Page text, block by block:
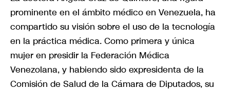
prominente en el ámbito médico en Venezuela, ha
compartido su visión sobre el uso de la tecnología
en la práctica médica. Como primera y única
mujer en presidir la Federación Médica
Venezolana, y habiendo sido expresidenta de la
Comisión de Salud de la Cámara de Diputados, su